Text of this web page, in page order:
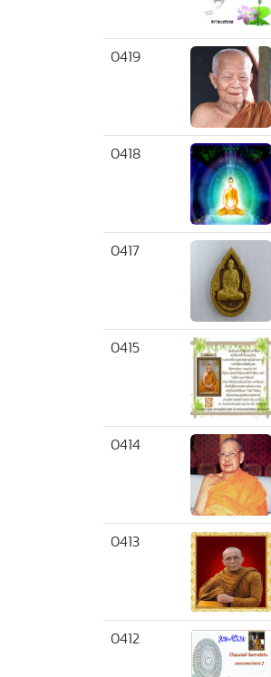
0419
0418
0417
0415
0414
0413
0412